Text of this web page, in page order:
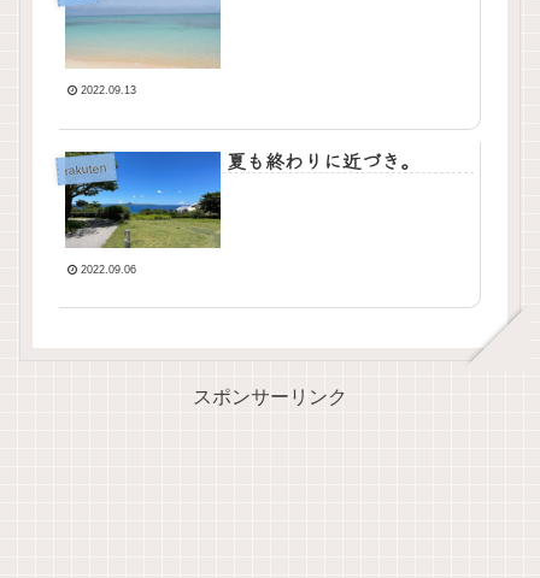
2022.09.13
rakuten 夏も終わりに近づき。
2022.09.06
スポンサーリンク